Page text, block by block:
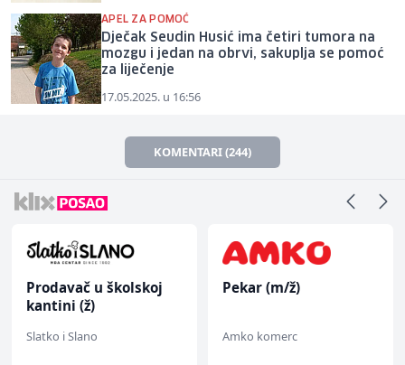
APEL ZA POMOĆ
Dječak Seudin Husić ima četiri tumora na
mozgu i jedan na obrvi, sakuplja se pomoć
za liječenje
17.05.2025. u 16:56
KOMENTARI (244)
Prodavač u školskoj
kantini (ž)
Slatko i Slano
Pekar (m/ž)
Amko komerc